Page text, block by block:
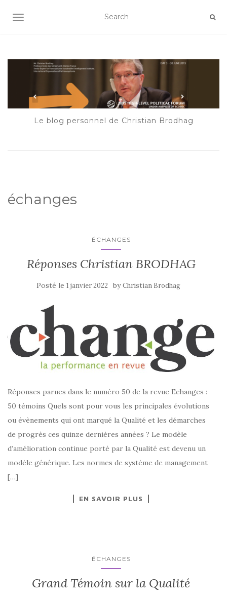
AFFICHER/MASQUER LA NAVIGATION
Le blog personnel de Christian Brodhag
échanges
ÉCHANGES
Réponses Christian BRODHAG
Posté le 1 janvier 2022 byChristian Brodhag
Réponses parues dans le numéro 50 de la revue Echanges :
50 témoins Quels sont pour vous les principales évolutions
ou évènements qui ont marqué la Qualité et les démarches
de progrès ces quinze dernières années ? Le modèle
d’amélioration continue porté par la Qualité est devenu un
modèle générique. Les normes de système de management
[…]
EN SAVOIR PLUS
ÉCHANGES
Grand Témoin sur la Qualité